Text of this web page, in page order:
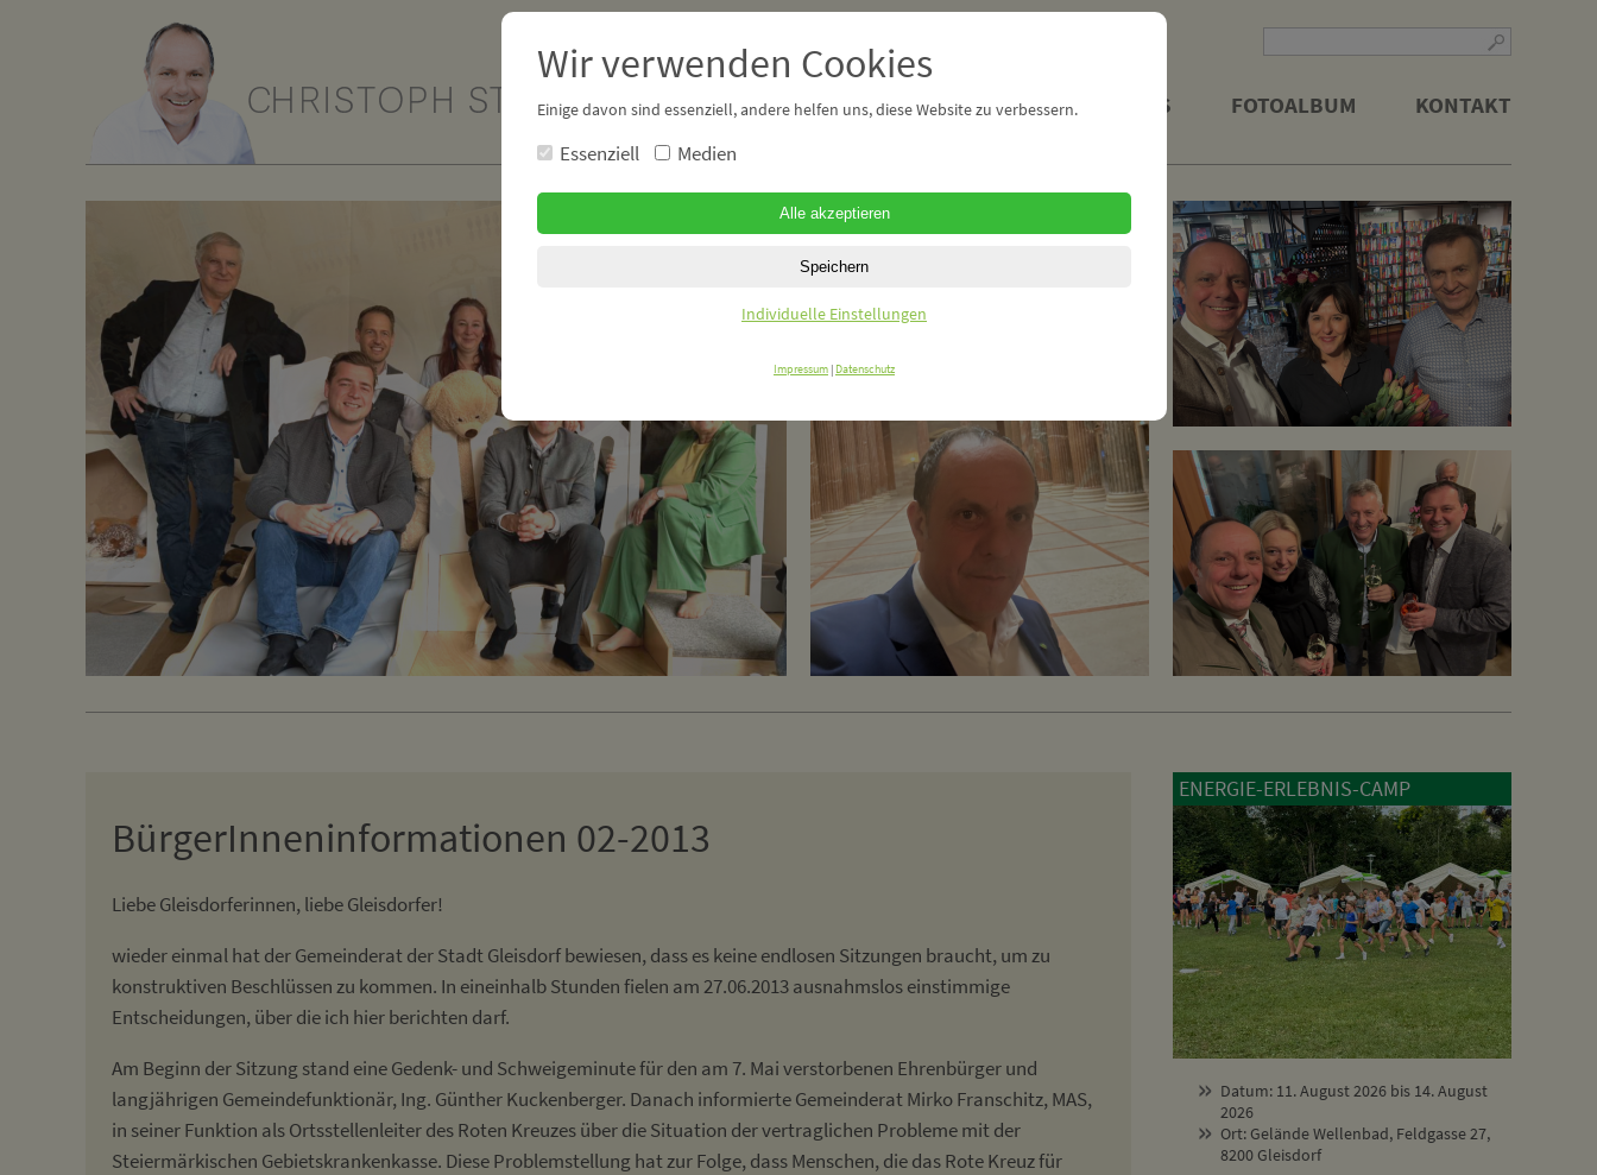
KONTAKT
FOTOALBUM
POLITISCHES
Mein Team
Reden im Parlament
Politisches Handeln
News aus dem Parlament
Vorhaben der Zukunft
Das Projekt "Einbahnring"
Links
PERSÖNLICH
Ganz persönlich
Meine Meinung
BürgerInneninformationen 02-2013
Liebe Gleisdorferinnen, liebe Gleisdorfer!
wieder einmal hat der Gemeinderat der Stadt Gleisdorf bewiesen, dass es keine endlosen Sitzungen braucht, um zu
konstruktiven Beschlüssen zu kommen. In eineinhalb Stunden fielen am 27.06.2013 ausnahmslos einstimmige
Entscheidungen, über die ich hier berichten darf.
Am Beginn der Sitzung stand eine Gedenk- und Schweigeminute für den am 7. Mai verstorbenen Ehrenbürger und
langjährigen Gemeindefunktionär, Ing. Günther Kuckenberger. Danach informierte Gemeinderat Mirko Franschitz, MAS,
in seiner Funktion als Ortsstellenleiter des Roten Kreuzes über die Situation der vertraglichen Probleme mit der
Steiermärkischen Gebietskrankenkasse. Diese Problemstellung hat zur Folge, dass Menschen, die das Rote Kreuz für
ENERGIE-ERLEBNIS-CAMP
Datum: 11. August 2026 bis 14. August
2026
Ort: Gelände Wellenbad, Feldgasse 27,
8200 Gleisdorf
Wir verwenden Cookies
Einige davon sind essenziell, andere helfen uns, diese Website zu verbessern.
Essenziell Medien
Individuelle Einstellungen
Impressum | Datenschutz